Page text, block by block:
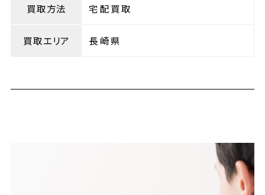
買取方法 宅配買取
買取エリア 長崎県